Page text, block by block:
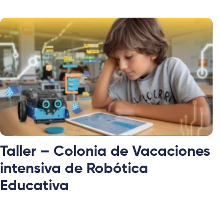
Taller – Colonia de Vacaciones
intensiva de Robótica
Educativa